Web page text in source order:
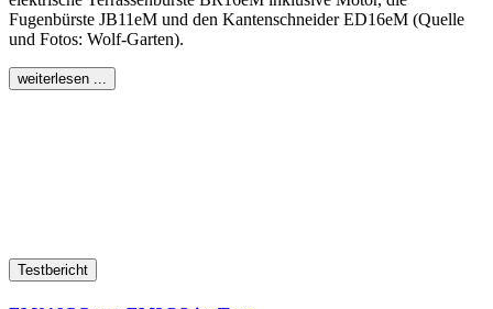
Fugenbürste JB11eM und den Kantenschneider ED16eM (Quelle
und Fotos: Wolf-Garten).
weiterlesen ...
Testbericht